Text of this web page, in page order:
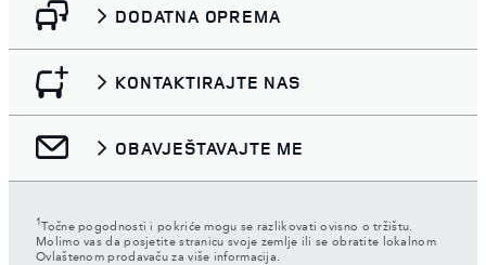
DODATNA OPREMA
KONTAKTIRAJTE NAS
OBAVJEŠTAVAJTE ME
1
Točne pogodnosti i pokriće mogu se razlikovati ovisno o tržištu.
Molimo vas da posjetite stranicu svoje zemlje ili se obratite lokalnom
Ovlaštenom prodavaču za više informacija.